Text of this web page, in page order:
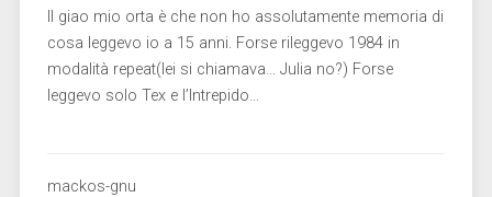
Il giao mio orta è che non ho assolutamente memoria di
cosa leggevo io a 15 anni. Forse rileggevo 1984 in
modalità repeat(lei si chiamava… Julia no?) Forse
leggevo solo Tex e l’Intrepido…
mackos-gnu